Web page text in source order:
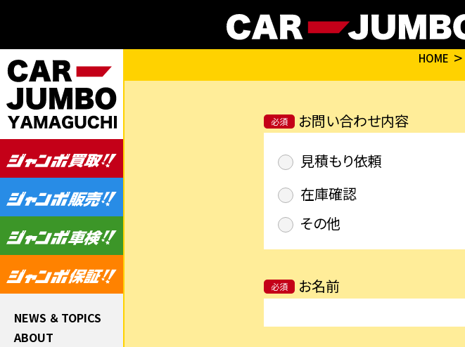
NEWS ＆ TOPICS
ABOUT
HOME
必須
お問い合わせ内容
見積もり依頼
在庫確認
その他
必須 お名前